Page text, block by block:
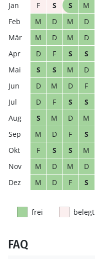
F
S S M
M
D M D
M
D M D
D
F S S
S
S M D
D
M D F
D
F S S
S
M D M
M
D F S
F
S S M
M
D M D
M
D F S
frei belegt
FAQ